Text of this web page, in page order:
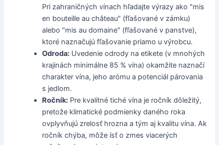
Pri zahraničných vínach hľadajte výrazy ako "mis
en bouteille au château" (fľašované v zámku)
alebo "mis au domaine" (fľašované v panstve),
ktoré naznačujú fľašovanie priamo u výrobcu.
Odroda: Uvedenie odrody na etikete (v mnohých
krajinách minimálne 85 % vína) okamžite naznačí
charakter vína, jeho arómu a potenciál párovania
s jedlom.
Ročník: Pre kvalitné tiché vína je ročník dôležitý,
pretože klimatické podmienky daného roka
ovplyvňujú zrelosť hrozna a tým aj kvalitu vína. Ak
ročník chýba, môže ísť o zmes viacerých